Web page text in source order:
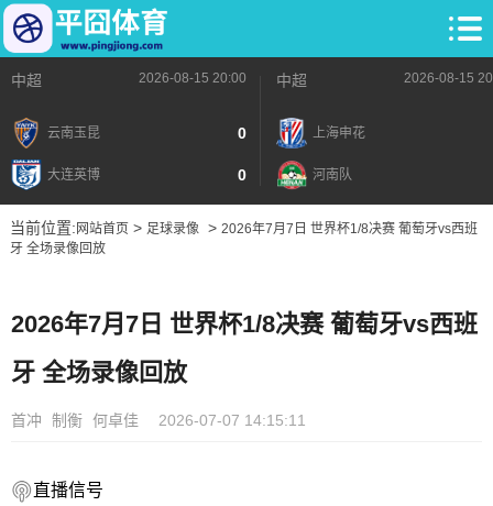
中超 2026-08-15 20:00
云南玉昆 0
大连英博 0
中超 2026-08-15
上海申花
河南队
当前位置: 网站首页> 足球录像 > 2026年7月7日 世界杯1/8决赛 葡萄牙vs西班
牙 全场录像回放
2026年7月7日 世界杯1/8决赛 葡萄牙vs西班
牙 全场录像回放
首冲 制衡 何卓佳 2026-07-07 14:15:11
直播信号